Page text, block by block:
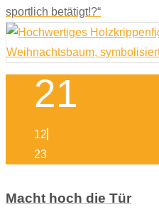
sportlich betätigt!?“
21
12
23
Macht hoch die Tür